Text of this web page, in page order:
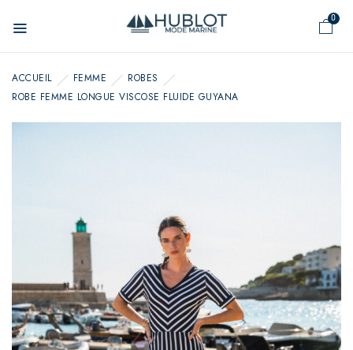
0
ACCUEIL FEMME
ROBES
ROBE FEMME LONGUE VISCOSE FLUIDE GUYANA
Panneau de gestion des cookies